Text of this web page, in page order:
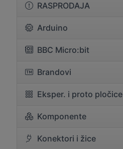
RASPRODAJA
Arduino
BBC Micro:bit
Brandovi
Eksper. i proto pločice
Komponente
Konektori i žice